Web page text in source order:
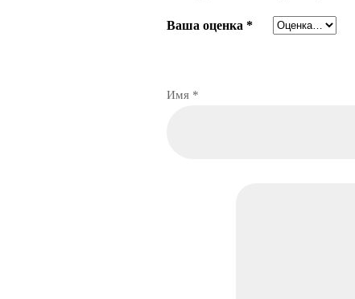
Имя *
Ваша оценка*